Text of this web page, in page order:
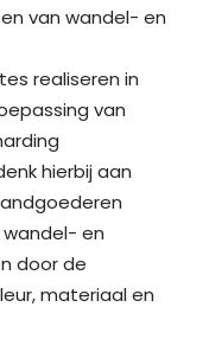
van wandel- en
realiseren in
van
hierbij aan
en
door de
materiaal en